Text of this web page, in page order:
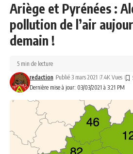
Ariège et Pyrénées :
pollution de l’air
demain !
Dernière mise à jour: 03/03/2021 à 3:21 PM
redaction Publié 3 mars 2021 7.4K Vues
5 min de lecture